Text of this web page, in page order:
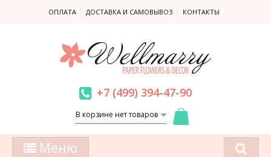
ОПЛАТА ДОСТАВКА И САМОВЫВОЗ КОНТАКТЫ
+7 (499) 394-47-90
В корзине нет товаров
Меню